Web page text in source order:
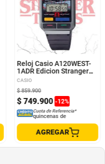
Reloj Casio A120WEST-
1ADR Edicion Stranger
Things
CASIO
$ 749.900 -12%
$ 859.900
Cuota de Referencia*
quincenas de
AGREGAR